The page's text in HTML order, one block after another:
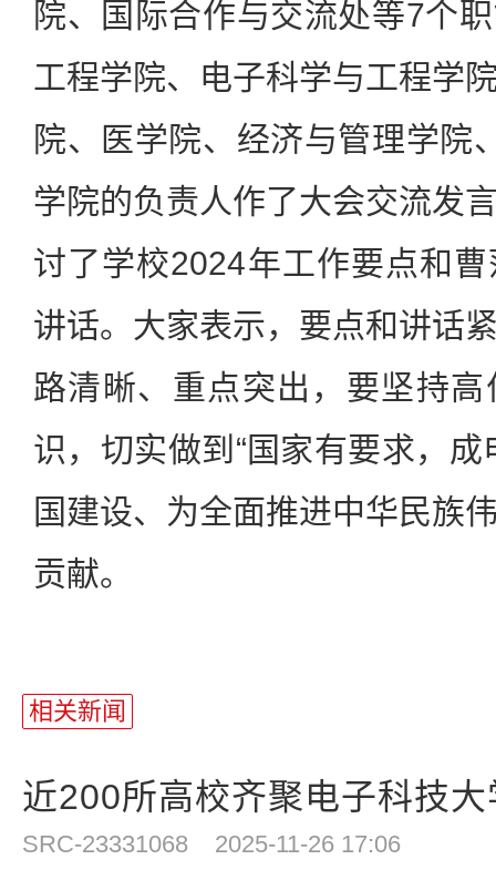
院、国际合作与交流处等7个
工程学院、电子科学与工程学
院、医学院、经济与管理学院
学院的负责人作了大会交流发
讨了学校2024年工作要点和
讲话。大家表示，要点和讲话
路清晰、重点突出，要坚持
识，切实做到“国家有要求，成
国建设、为全面推进中华民族
贡献。
相关新闻
近200所高校齐聚电子科技
SRC-23331068 2025-11-26 17:06